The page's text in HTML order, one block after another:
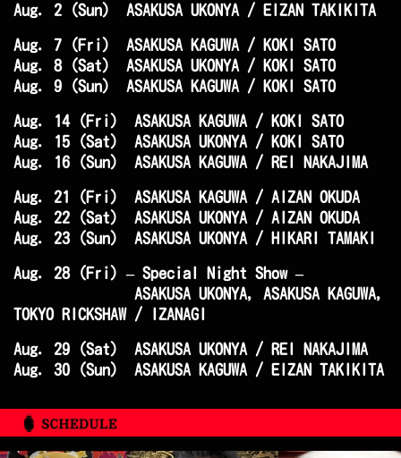
Aug. 2 (Sun) ASAKUSA UKONYA / EIZAN TAKIKITA
Aug. 7 (Fri) ASAKUSA KAGUWA / KOKI SATO
Aug. 8 (Sat) ASAKUSA UKONYA / KOKI SATO
Aug. 9 (Sun) ASAKUSA KAGUWA / KOKI SATO
Aug. 14 (Fri) ASAKUSA KAGUWA / KOKI SATO
Aug. 15 (Sat) ASAKUSA UKONYA / KOKI SATO
Aug. 16 (Sun) ASAKUSA KAGUWA / REI NAKAJIMA
Aug. 21 (Fri) ASAKUSA KAGUWA / AIZAN OKUDA
Aug. 22 (Sat) ASAKUSA UKONYA / AIZAN OKUDA
Aug. 23 (Sun) ASAKUSA UKONYA / HIKARI TAMAKI
Aug. 28 (Fri) – Special Night Show –
ASAKUSA UKONYA, ASAKUSA KAGUWA,
TOKYO RICKSHAW / IZANAGI
Aug. 29 (Sat) ASAKUSA UKONYA / REI NAKAJIMA
Aug. 30 (Sun) ASAKUSA KAGUWA / EIZAN TAKIKITA